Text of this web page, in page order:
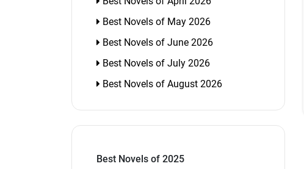
Best Novels of May 2026
Best Novels of June 2026
Best Novels of July 2026
Best Novels of August 2026
Best Novels of 2025